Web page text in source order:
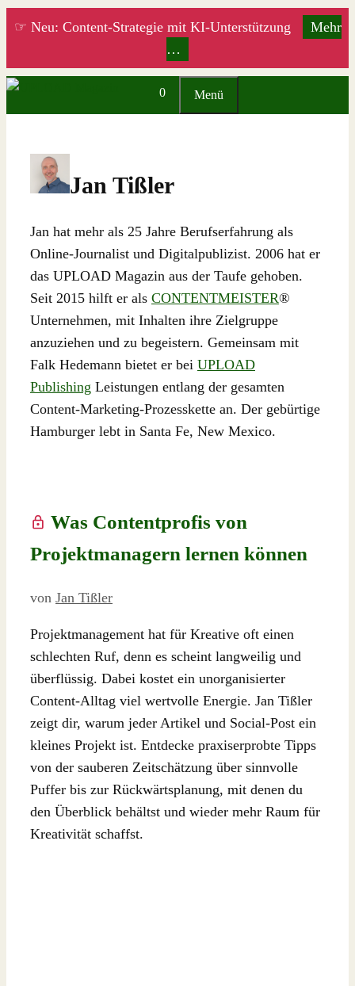
Zum
☞ Neu: Content-Strategie mit KI-Unterstützung
Mehr
…
0 Menü
Jan Tißler
Jan hat mehr als 25 Jahre Berufserfahrung als
Online-Journalist und Digitalpublizist. 2006 hat er
das UPLOAD Magazin aus der Taufe gehoben.
Seit 2015 hilft er als CONTENTMEISTER®
Unternehmen, mit Inhalten ihre Zielgruppe
anzuziehen und zu begeistern. Gemeinsam mit
Falk Hedemann bietet er bei UPLOAD
Publishing Leistungen entlang der gesamten
Content-Marketing-Prozesskette an. Der gebürtige
Hamburger lebt in Santa Fe, New Mexico.
Was Contentprofis von
Projektmanagern lernen können
von Jan Tißler
Projektmanagement hat für Kreative oft einen
schlechten Ruf, denn es scheint langweilig und
überflüssig. Dabei kostet ein unorganisierter
Content-Alltag viel wertvolle Energie. Jan Tißler
zeigt dir, warum jeder Artikel und Social-Post ein
kleines Projekt ist. Entdecke praxiserprobte Tipps
von der sauberen Zeitschätzung über sinnvolle
Puffer bis zur Rückwärtsplanung, mit denen du
den Überblick behältst und wieder mehr Raum für
Kreativität schaffst.